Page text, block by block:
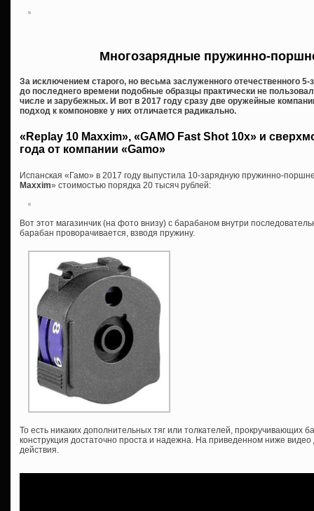
Многозарядные пружинно-
За исключением старого, но весьма заслуженного отечественного
до последнего времени подобные образцы практически не
числе и зарубежных. И вот в 2017 году сразу две оружейные
подход к компоновке у них отличается радикально.
«Replay 10 Maxxim», «GAMO Fast Shot 10x» и
года от компании «Gamo»
Испанская «Гамо» в 2017 году выпустила 10-зарядную пружинно-
Maxxim» стоимостью порядка 20 тысяч рублей:
Вот этот магазинчик (на фото внизу) с барабаном внутри
барабан проворачивается, взводя пружину.
То есть никаких дополнительных тяг или толкателей, прокручивающих
конструкция достаточно проста и надежна. На приведенном ниже
действия.